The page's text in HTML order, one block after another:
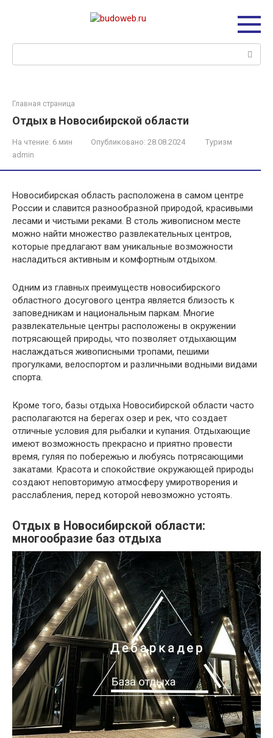
Главная страница
Отдых в Новосибирской области
На чтение: 6 мин Опубликовано: 28.08.2024
Туризм
admin
Новосибирская область расположена в самом центре
России и славится разнообразной природой, красивыми
лесами и чистыми реками. В столь живописном месте
можно найти множество развлекательных центров,
которые предлагают вам уникальные возможности
насладиться активным и комфортным отдыхом.
Одним из главных преимуществ новосибирского
областного досугового центра является близость к
заповедникам и национальным паркам. Многие
развлекательные центры расположены в окружении
потрясающей природы, что позволяет отдыхающим
наслаждаться живописными тропами, пешими
прогулками, велоспортом и различными водными видами
спорта.
Кроме того, базы отдыха Новосибирской области часто
располагаются на берегах озер и рек, что создает
отличные условия для рыбалки и купания. Отдыхающие
имеют возможность прекрасно и приятно провести
время, гуляя по побережью и любуясь потрясающими
закатами. Красота и спокойствие окружающей природы
создают неповторимую атмосферу умиротворения и
расслабления, перед которой невозможно устоять.
Отдых в Новосибирской области:
многообразие баз отдыха